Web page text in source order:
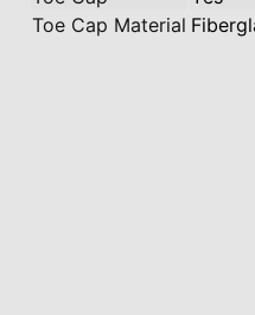
Toe Cap Material